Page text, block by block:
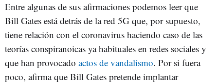
Entre algunas de sus afirmaciones podemos leer que
Bill Gates está detrás de la red 5G que, por supuesto,
tiene relación con el coronavirus haciendo caso de las
teorías conspiranoicas ya habituales en redes sociales y
que han provocado actos de vandalismo. Por si fuera
poco, afirma que Bill Gates pretende implantar